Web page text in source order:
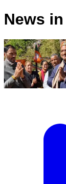
News